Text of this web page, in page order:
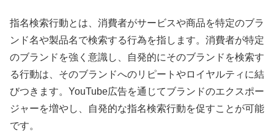
指名検索行動とは、消費者がサービスや商品を特定のブラ
ンド名や製品名で検索する行為を指します。消費者が特定
のブランドを強く意識し、自発的にそのブランドを検索す
る行動は、そのブランドへのリピートやロイヤルティに結
びつきます。YouTube広告を通じてブランドのエクスポー
ジャーを増やし、自発的な指名検索行動を促すことが可能
です。